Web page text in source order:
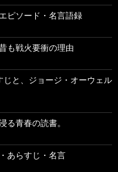
ピソード・名言語録
も戦火要衝の理由
と、ジョージ・オーウェル
る青春の読書。
あらすじ・名言